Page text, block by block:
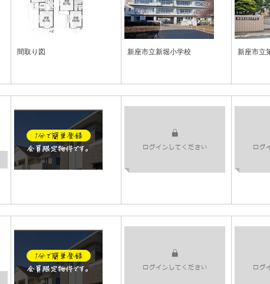
間取り図 新座市立新堀小学校 新座市立